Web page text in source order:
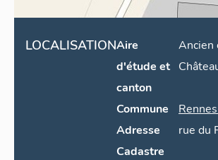
LOCALISATIONAire
d'étude et
canton
Ancien
Commune
Adresse
rue du
Cadastre